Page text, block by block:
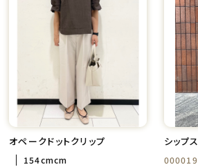
オペークドットクリップ
154cmcm
シップス
000019